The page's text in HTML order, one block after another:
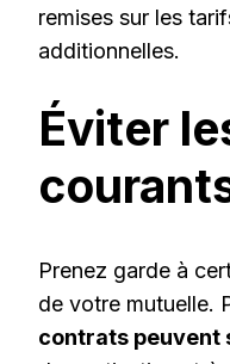
remises sur les
additionnelles.
Éviter
Prenez garde à
de votre mutuelle.
contrats